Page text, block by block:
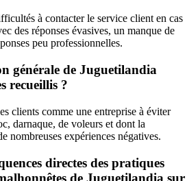
à contacter le service client en cas
des réponses évasives, un manque de
peu professionnelles.
générale de Juguetilandia
recueillis ?
clients comme une entreprise à éviter
darnaque, de voleurs et dont la
nombreuses expériences négatives.
directes des pratiques
de Juguetilandia sur